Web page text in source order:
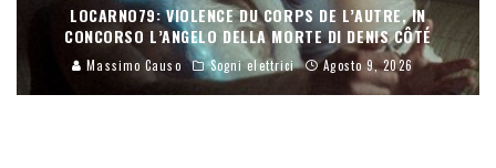
LOCARNO79: VIOLENCE DU CORPS DE L’AUTRE, IN
CONCORSO L’ANGELO DELLA MORTE DI DENIS CÔTÉ
Massimo Causo Sogni elettrici Agosto 9, 2026